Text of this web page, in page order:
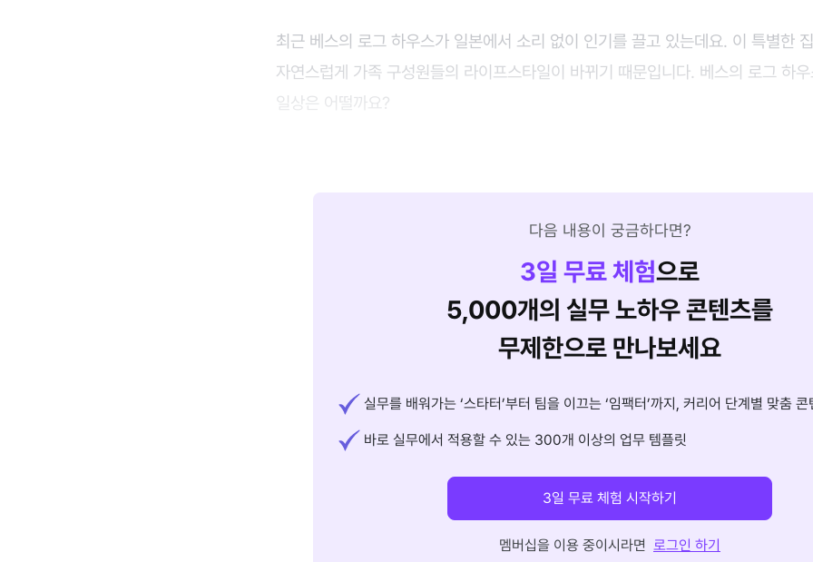
최근 베스의 로그 하우스가 일본에서 소리 없이 인기를 끌고 있는데요. 이 특별한
자연스럽게 가족 구성원들의 라이프스타일이 바뀌기 때문입니다. 베스의 로그 하
일상은 어떨까요?
다음 내용이 궁금하다면?
3일 무료 체험으로
5,000개의 실무 노하우 콘텐츠를
무제한으로 만나보세요
실무를 배워가는 ‘스타터’부터 팀을 이끄는 ‘임팩터’까지, 커리어 단계별 맞춤 콘
바로 실무에서 적용할 수 있는 300개 이상의 업무 템플릿
3일 무료 체험 시작하기
멤버십을 이용 중이시라면 로그인 하기